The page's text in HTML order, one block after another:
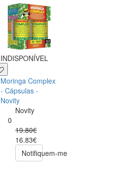
INDISPONÍVEL
Moringa Complex
- Cápsulas -
Novity
Novity
0
19.80€
16.83€
Notifiquem-me